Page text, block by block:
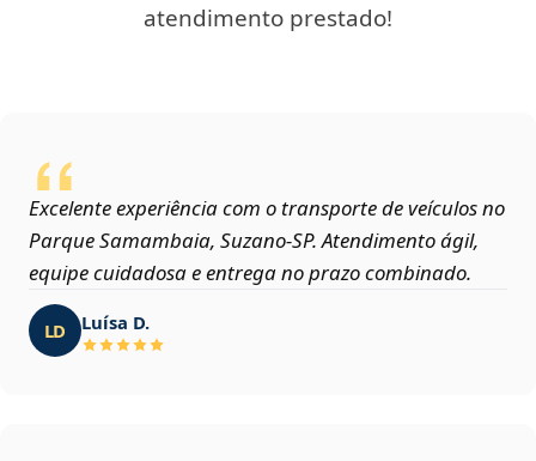
atendimento prestado!
Excelente experiência com o transporte de veículos no
Parque Samambaia, Suzano‑SP. Atendimento ágil,
equipe cuidadosa e entrega no prazo combinado.
LD Luísa D.